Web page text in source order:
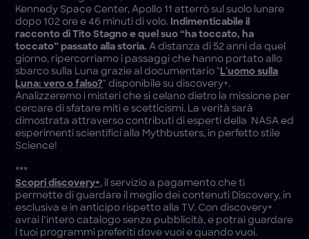
Kennedy Space Center, Apollo 11 atterrò sul suolo lunare
dopo 102 ore e 46 minuti di volo. Indimenticabile il
racconto di Tito Stagno e quel suo “ha toccato, ha
toccato” passato alla storia. A distanza di 52 anni da quel
giorno, ripercorriamo i passaggi che hanno portato allo
sbarco sulla Luna grazie al documentario " L'uomo sulla
Luna: vero o falso?" disponibile su discovery+.
Analizzeremo i misteri che si celano dietro la missione per
cercare di sfatare miti e scetticismi. La verità sarà
dimostrata attraverso contributi di esperti della NASA ed
esperimenti scientifici alla Mythbusters, in perfetto stile
Science!
***
Scopri discovery+, il servizio a pagamento che ti
permette di guardare il meglio dei contenuti Discovery, in
esclusiva e in anticipo rispetto alla TV. Con discovery+
avrai l’intero catalogo senza pubblicità, e potrai guardare
i tuoi programmi preferiti dove vuoi e quando vuoi.